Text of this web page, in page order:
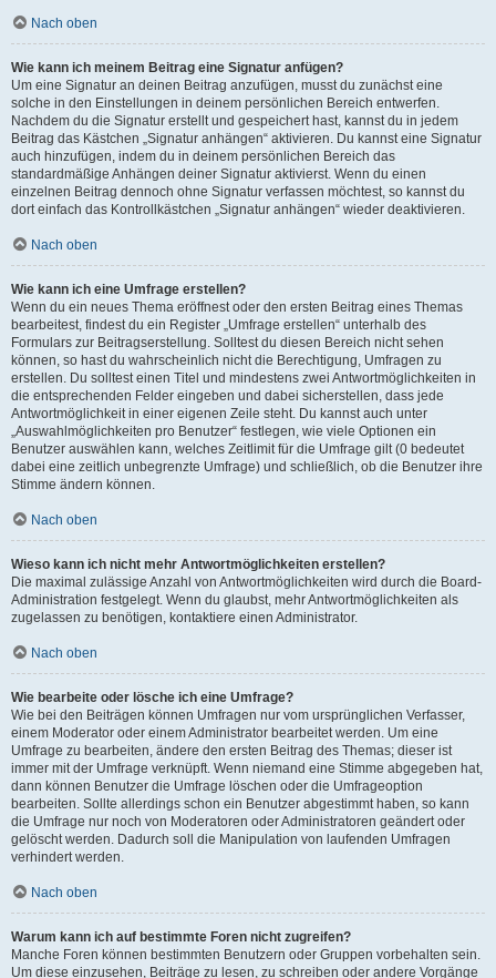
Nach oben
Wie kann ich meinem Beitrag eine Signatur anfügen?
Um eine Signatur an deinen Beitrag anzufügen, musst du zunächst eine
solche in den Einstellungen in deinem persönlichen Bereich entwerfen.
Nachdem du die Signatur erstellt und gespeichert hast, kannst du in jedem
Beitrag das Kästchen „Signatur anhängen“ aktivieren. Du kannst eine Signatur
auch hinzufügen, indem du in deinem persönlichen Bereich das
standardmäßige Anhängen deiner Signatur aktivierst. Wenn du einen
einzelnen Beitrag dennoch ohne Signatur verfassen möchtest, so kannst du
dort einfach das Kontrollkästchen „Signatur anhängen“ wieder deaktivieren.
Nach oben
Wie kann ich eine Umfrage erstellen?
Wenn du ein neues Thema eröffnest oder den ersten Beitrag eines Themas
bearbeitest, findest du ein Register „Umfrage erstellen“ unterhalb des
Formulars zur Beitragserstellung. Solltest du diesen Bereich nicht sehen
können, so hast du wahrscheinlich nicht die Berechtigung, Umfragen zu
erstellen. Du solltest einen Titel und mindestens zwei Antwortmöglichkeiten in
die entsprechenden Felder eingeben und dabei sicherstellen, dass jede
Antwortmöglichkeit in einer eigenen Zeile steht. Du kannst auch unter
„Auswahlmöglichkeiten pro Benutzer“ festlegen, wie viele Optionen ein
Benutzer auswählen kann, welches Zeitlimit für die Umfrage gilt (0 bedeutet
dabei eine zeitlich unbegrenzte Umfrage) und schließlich, ob die Benutzer ihre
Stimme ändern können.
Nach oben
Wieso kann ich nicht mehr Antwortmöglichkeiten erstellen?
Die maximal zulässige Anzahl von Antwortmöglichkeiten wird durch die Board-
Administration festgelegt. Wenn du glaubst, mehr Antwortmöglichkeiten als
zugelassen zu benötigen, kontaktiere einen Administrator.
Nach oben
Wie bearbeite oder lösche ich eine Umfrage?
Wie bei den Beiträgen können Umfragen nur vom ursprünglichen Verfasser,
einem Moderator oder einem Administrator bearbeitet werden. Um eine
Umfrage zu bearbeiten, ändere den ersten Beitrag des Themas; dieser ist
immer mit der Umfrage verknüpft. Wenn niemand eine Stimme abgegeben hat,
dann können Benutzer die Umfrage löschen oder die Umfrageoption
bearbeiten. Sollte allerdings schon ein Benutzer abgestimmt haben, so kann
die Umfrage nur noch von Moderatoren oder Administratoren geändert oder
gelöscht werden. Dadurch soll die Manipulation von laufenden Umfragen
verhindert werden.
Nach oben
Warum kann ich auf bestimmte Foren nicht zugreifen?
Manche Foren können bestimmten Benutzern oder Gruppen vorbehalten sein.
Um diese einzusehen, Beiträge zu lesen, zu schreiben oder andere Vorgänge